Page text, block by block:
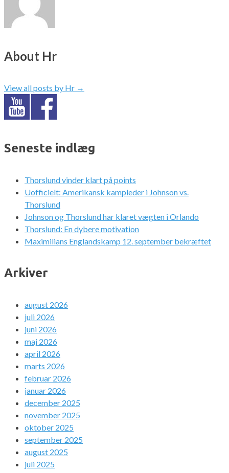
About Hr
View all posts by Hr →
Seneste indlæg
Thorslund vinder klart på points
Uofficielt: Amerikansk kampleder i Johnson vs.
Thorslund
Johnson og Thorslund har klaret vægten i Orlando
Thorslund: En dybere motivation
Maximilians Englandskamp 12. september bekræftet
Arkiver
august 2026
juli 2026
juni 2026
maj 2026
april 2026
marts 2026
februar 2026
januar 2026
december 2025
november 2025
oktober 2025
september 2025
august 2025
juli 2025